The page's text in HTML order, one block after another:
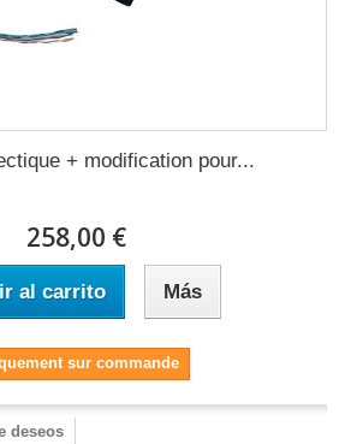
+ modification pour...
258,00 €
al carrito Más
sur commande
deseos